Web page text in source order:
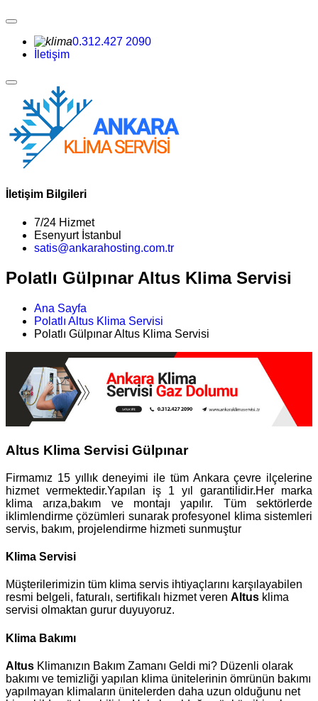
0.312.427 2090
İletişim
İletişim Bilgileri
7/24 Hizmet
Esenyurt İstanbul
satis@ankarahosting.com.tr
Polatlı Gülpınar Altus Klima Servisi
Ana Sayfa
Polatlı Altus Klima Servisi
Polatlı Gülpınar Altus Klima Servisi
Altus Klima Servisi Gülpınar
Firmamız 15 yıllık deneyimi ile tüm Ankara çevre ilçelerine
hizmet vermektedir.Yapılan iş 1 yıl garantilidir.Her marka
klima arıza,bakım ve montajı yapılır. Tüm sektörlerde
iklimlendirme çözümleri sunarak profesyonel klima sistemleri
servis, bakım, projelendirme hizmeti sunmuştur
Klima Servisi
Müşterilerimizin tüm klima servis ihtiyaçlarını karşılayabilen
resmi belgeli, faturalı, sertifikalı hizmet veren Altus klima
servisi olmaktan gurur duyuyoruz.
Klima Bakımı
Altus Klimanızın Bakım Zamanı Geldi mi? Düzenli olarak
bakımı ve temizliği yapılan klima ünitelerinin ömrünün bakımı
yapılmayan klimaların ünitelerden daha uzun olduğunu net